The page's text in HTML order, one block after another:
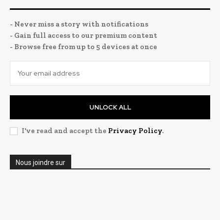
- Never miss a story with notifications
- Gain full access to our premium content
- Browse free from up to 5 devices at once
UNLOCK ALL
I've read and accept the Privacy Policy.
Nous joindre sur